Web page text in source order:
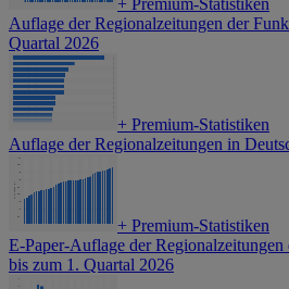
+ Premium-Statistiken
Auflage der Regionalzeitungen der
Quartal 2026
+ Premium-Statistiken
Auflage der Regionalzeitungen in
+ Premium-Statistiken
E-Paper-Auflage der
bis zum 1. Quartal 2026